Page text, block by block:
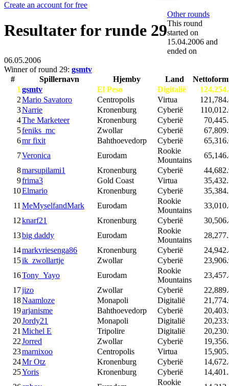
Create an account for free
Resultater for runde 29
Other rounds
This round
started on
15.04.2006 and
ended on
06.05.2006
Winner of round 29: gsmtv
#
Spillernavn Hjemby Land
1gsmtv El Peso Digitalië
2Mario Savatoro Centropolis Virtua
3Narrie Kronenburg Cyberië
4The Marketeer Kronenburg Cyberië
5feniks_mc Zwollar Cyberië
6mr fixit Bahthoevedorp Cyberië
7Veronica Eurodam
Rookie
Mountains
8marsupilami1 Kronenburg Cyberië
9frima3 Gold Coast Virtua
10Elmario Kronenburg Cyberië
11MeMyselfandMark Eurodam
Rookie
Mountains
12knarf21 Kronenburg Cyberië
13big daddy Eurodam
Rookie
Mountains
14markvriesenga86 Kronenburg Cyberië
15ik_zwollartje Zwollar Cyberië
16Tony_Yayo Eurodam
Rookie
Mountains
17jizo Zwollar Cyberië
18Naamloze Monapoli Digitalië
19arjanisme Bahthoevedorp Cyberië
20Jordy21 Monapoli Digitalië
21Michel E Tripolire Digitalië
22Jorred Zwollar Cyberië
23marnixoo Centropolis Virtua
24Mr Otz Kronenburg Cyberië
25Yoris Kronenburg Cyberië
Rookie